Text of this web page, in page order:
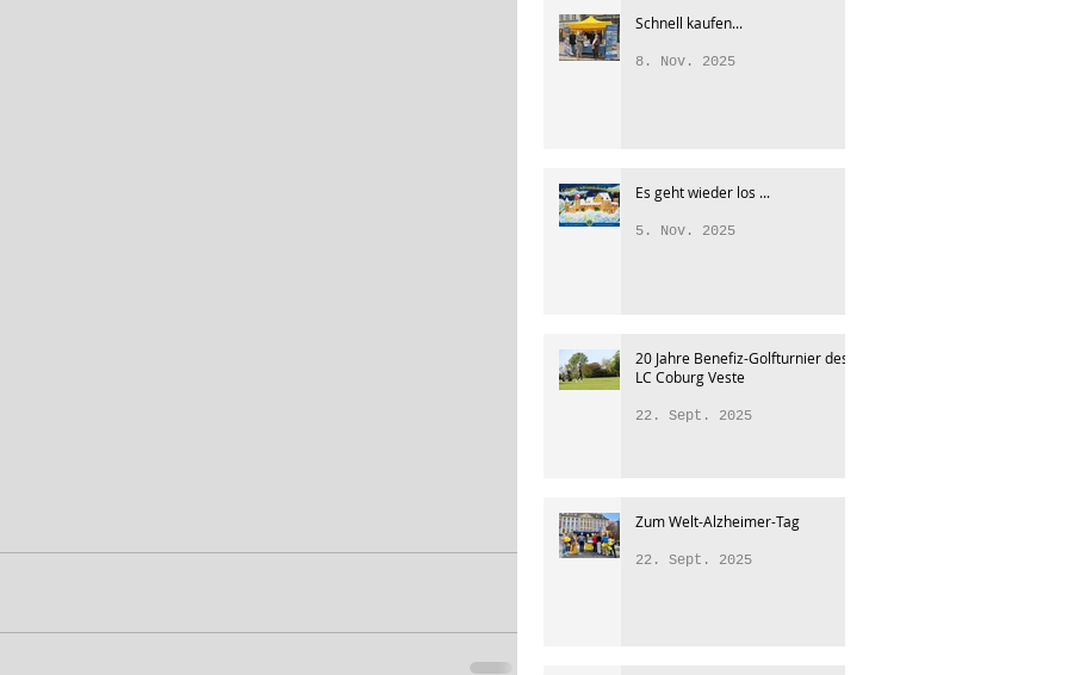
Schnell kaufen...
8. Nov. 2025
Es geht wieder los ...
5. Nov. 2025
20 Jahre Benefiz-Golfturnier des
LC Coburg Veste
22. Sept. 2025
Zum Welt-Alzheimer-Tag
22. Sept. 2025